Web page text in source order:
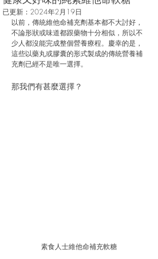
已更新： 2024年2月19日
以前，傳統維他命補充劑基本都不大討好，
不論形狀或味道都跟藥物十分相似，所以不
少人都沒能完成整個營養療程。慶幸的是，
這些以藥丸或膠囊的形式製成的傳統營養補
充劑已經不是唯一選擇。
那我們有甚麼選擇？
素食人士維他命補充軟糖